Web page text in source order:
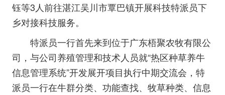
钰等3人前往湛江吴川市覃巴镇开展科技特派员下
乡对接科技服务。
特派员一行首先来到位于广东梧聚农牧有限公
司，与公司养殖管理和技术人员就“热区种草养牛
信息管理系统”开发展开项目执行中期交流会，特
派员一行在牛群分类、功能查找、牧草种类、信息